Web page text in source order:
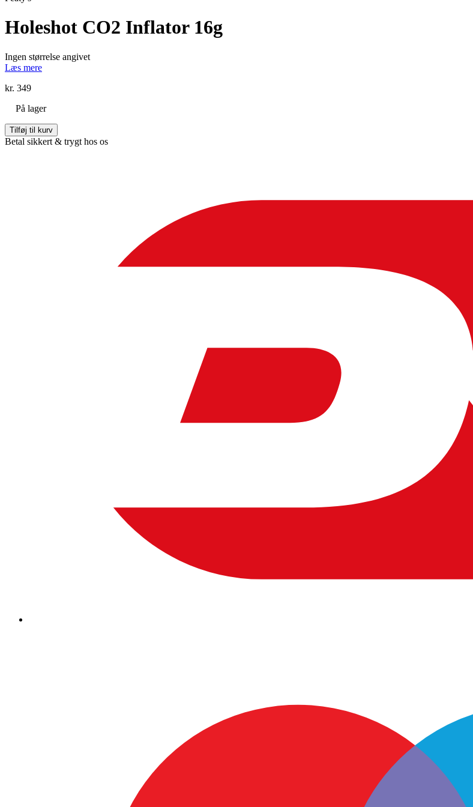
Holeshot CO2 Inflator 16g
Ingen størrelse angivet
Læs mere
kr. 349
På lager
Holeshot
CO2
Tilføj til kurv
Betal sikkert & trygt hos os